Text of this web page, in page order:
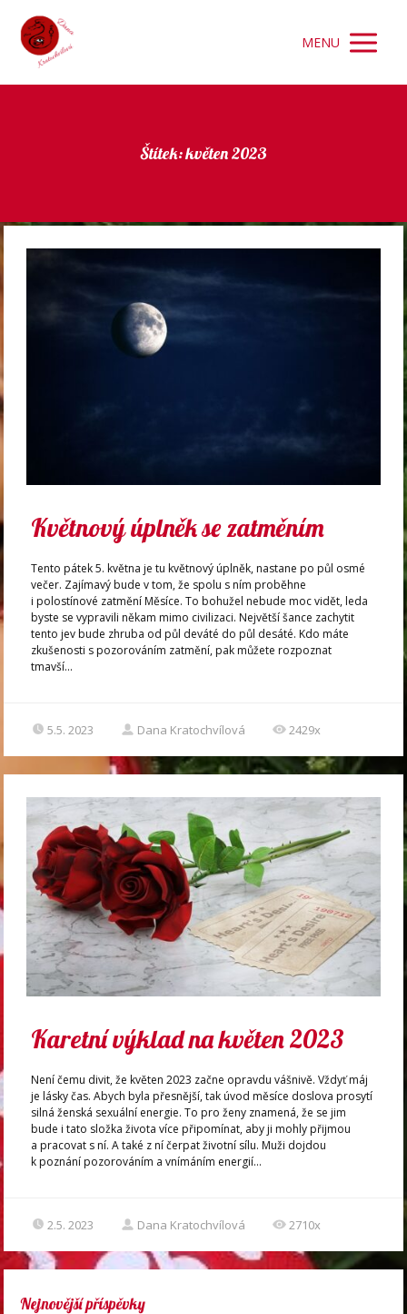
MENU
Štítek: květen 2023
Květnový úplněk se zatměním
Tento pátek 5. května je tu květnový úplněk, nastane po půl osmé
večer. Zajímavý bude v tom, že spolu s ním proběhne
i polostínové zatmění Měsíce. To bohužel nebude moc vidět, leda
byste se vypravili někam mimo civilizaci. Největší šance zachytit
tento jev bude zhruba od půl deváté do půl desáté. Kdo máte
zkušenosti s pozorováním zatmění, pak můžete rozpoznat
tmavší...
5.5. 2023 Dana Kratochvílová 2429x
Karetní výklad na květen 2023
Není čemu divit, že květen 2023 začne opravdu vášnivě. Vždyť máj
je lásky čas. Abych byla přesnější, tak úvod měsíce doslova prosytí
silná ženská sexuální energie. To pro ženy znamená, že se jim
bude i tato složka života více připomínat, aby ji mohly přijmou
a pracovat s ní. A také z ní čerpat životní sílu. Muži dojdou
k poznání pozorováním a vnímáním energií...
2.5. 2023 Dana Kratochvílová 2710x
Nejnovější příspěvky